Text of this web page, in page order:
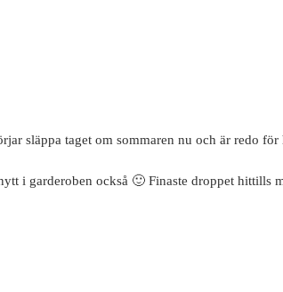
släppa taget om sommaren nu och är redo
i garderoben också 🙂 Finaste droppet